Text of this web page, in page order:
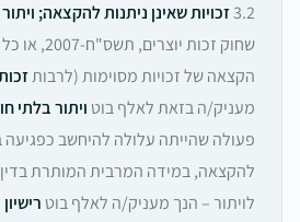
3.2זכויות שאינן ניתנות להקצאה; ויתור
שחוק זכות
הקצאה של זכויות מסוימות (לרבות
מעניק/ה בזאת לאלף בוט ויתור בלתי
פעולה שהייתה עלולה להיחשב כפגיעה
להקצאה, במידה המרבית המותרת
לויתור – הנך מעניק/ה לאלף בוט